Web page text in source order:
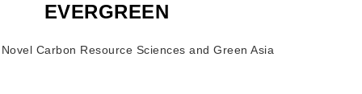
EVERGREEN
Carbon Resource Sciences and Green Asia